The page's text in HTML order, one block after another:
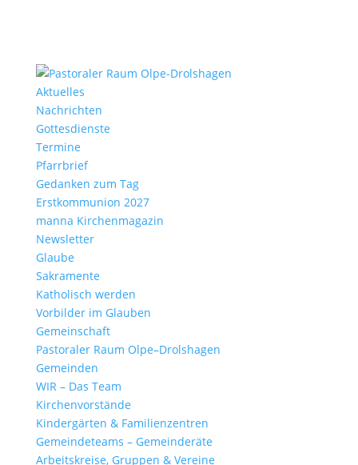
Aktu­elles
Nach­richten
Gottes­dienste
Termine
Pfarr­brief
Gedanken zum Tag
Erst­kom­mu­nion 2027
manna Kirchen­ma­gazin
News­letter
Glaube
Sakra­mente
Katho­lisch werden
Vorbilder im Glauben
Gemein­schaft
Pasto­raler Raum Olpe–Drolshagen
Gemeinden
WIR – Das Team
Kirchen­vor­stände
Kinder­gärten & Familienzentren
Gemein­de­teams – Gemeinderäte
Arbeits­kreise, Gruppen & Vereine